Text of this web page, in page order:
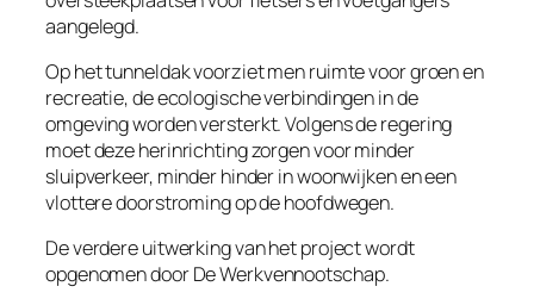
aangelegd.
Op het tunneldak voorziet men ruimte voor groen en
recreatie, de ecologische verbindingen in de
omgeving worden versterkt. Volgens de regering
moet deze herinrichting zorgen voor minder
sluipverkeer, minder hinder in woonwijken en een
vlottere doorstroming op de hoofdwegen.
De verdere uitwerking van het project wordt
opgenomen door De Werkvennootschap.